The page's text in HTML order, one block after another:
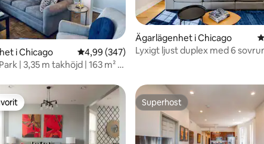
betyg, 414 omdömen
i Chicago 4,99 av 5 i genomsnittligt betyg, 347
4,99 (347)
| 3,35 m takhöjd | 163 m² |
Ägarlägenhet i Chicago
Lyxigt ljust duplex med 6
Superhost
Superhost